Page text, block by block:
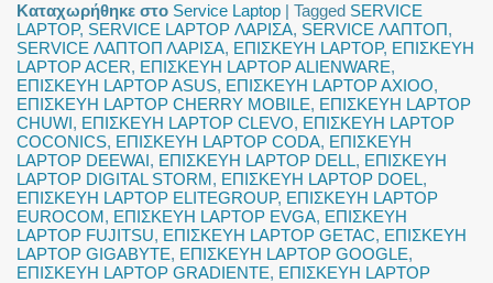
Καταχωρήθηκε στο Service Laptop |Tagged SERVICE
LAPTOP, SERVICE LAPTOP ΛΑΡΙΣΑ, SERVICE ΛΑΠΤΟΠ,
SERVICE ΛΑΠΤΟΠ ΛΑΡΙΣΑ, ΕΠΙΣΚΕΥΗ LAPTOP, ΕΠΙΣΚΕΥΗ
LAPTOP ACER, ΕΠΙΣΚΕΥΗ LAPTOP ALIENWARE,
ΕΠΙΣΚΕΥΗ LAPTOP ASUS, ΕΠΙΣΚΕΥΗ LAPTOP AXIOO,
ΕΠΙΣΚΕΥΗ LAPTOP CHERRY MOBILE, ΕΠΙΣΚΕΥΗ LAPTOP
CHUWI, ΕΠΙΣΚΕΥΗ LAPTOP CLEVO, ΕΠΙΣΚΕΥΗ LAPTOP
COCONICS, ΕΠΙΣΚΕΥΗ LAPTOP CODA, ΕΠΙΣΚΕΥΗ
LAPTOP DEEWAI, ΕΠΙΣΚΕΥΗ LAPTOP DELL, ΕΠΙΣΚΕΥΗ
LAPTOP DIGITAL STORM, ΕΠΙΣΚΕΥΗ LAPTOP DOEL,
ΕΠΙΣΚΕΥΗ LAPTOP ELITEGROUP, ΕΠΙΣΚΕΥΗ LAPTOP
EUROCOM, ΕΠΙΣΚΕΥΗ LAPTOP EVGA, ΕΠΙΣΚΕΥΗ
LAPTOP FUJITSU, ΕΠΙΣΚΕΥΗ LAPTOP GETAC, ΕΠΙΣΚΕΥΗ
LAPTOP GIGABYTE, ΕΠΙΣΚΕΥΗ LAPTOP GOOGLE,
ΕΠΙΣΚΕΥΗ LAPTOP GRADIENTE, ΕΠΙΣΚΕΥΗ LAPTOP